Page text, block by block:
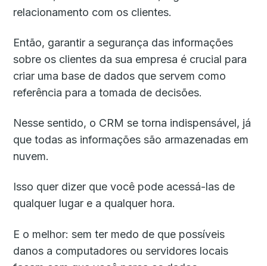
relacionamento com os clientes.
Então, garantir a segurança das informações
sobre os clientes da sua empresa é crucial para
criar uma base de dados que servem como
referência para a tomada de decisões.
Nesse sentido, o CRM se torna indispensável, já
que todas as informações são armazenadas em
nuvem.
Isso quer dizer que você pode acessá-las de
qualquer lugar e a qualquer hora.
E o melhor: sem ter medo de que possíveis
danos a computadores ou servidores locais